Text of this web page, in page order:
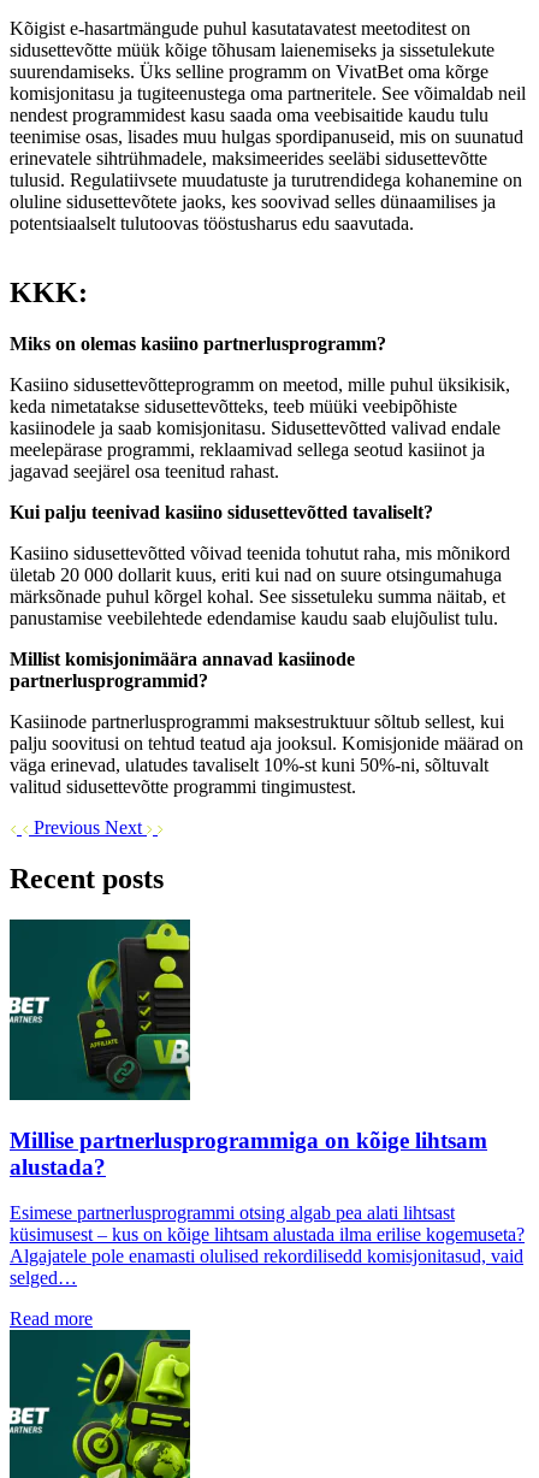
Kõigist e-hasartmängude puhul kasutatavatest meetoditest on
sidusettevõtte müük kõige tõhusam laienemiseks ja sissetulekute
suurendamiseks. Üks selline programm on VivatBet oma kõrge
komisjonitasu ja tugiteenustega oma partneritele. See võimaldab neil
nendest programmidest kasu saada oma veebisaitide kaudu tulu
teenimise osas, lisades muu hulgas spordipanuseid, mis on suunatud
erinevatele sihtrühmadele, maksimeerides seeläbi sidusettevõtte
tulusid. Regulatiivsete muudatuste ja turutrendidega kohanemine on
oluline sidusettevõtete jaoks, kes soovivad selles dünaamilises ja
potentsiaalselt tulutoovas tööstusharus edu saavutada.
KKK:
Miks on olemas kasiino partnerlusprogramm?
Kasiino sidusettevõtteprogramm on meetod, mille puhul üksikisik,
keda nimetatakse sidusettevõtteks, teeb müüki veebipõhiste
kasiinodele ja saab komisjonitasu. Sidusettevõtted valivad endale
meelepärase programmi, reklaamivad sellega seotud kasiinot ja
jagavad seejärel osa teenitud rahast.
Kui palju teenivad kasiino sidusettevõtted tavaliselt?
Kasiino sidusettevõtted võivad teenida tohutut raha, mis mõnikord
ületab 20 000 dollarit kuus, eriti kui nad on suure otsingumahuga
märksõnade puhul kõrgel kohal. See sissetuleku summa näitab, et
panustamise veebilehtede edendamise kaudu saab elujõulist tulu.
Millist komisjonimäära annavad kasiinode
partnerlusprogrammid?
Kasiinode partnerlusprogrammi maksestruktuur sõltub sellest, kui
palju soovitusi on tehtud teatud aja jooksul. Komisjonide määrad on
väga erinevad, ulatudes tavaliselt 10%-st kuni 50%-ni, sõltuvalt
valitud sidusettevõtte programmi tingimustest.
Previous Next
Recent posts
Millise partnerlusprogrammiga on kõige lihtsam
alustada?
Esimese partnerlusprogrammi otsing algab pea alati lihtsast
küsimusest – kus on kõige lihtsam alustada ilma erilise kogemuseta?
Algajatele pole enamasti olulised rekordilisedd komisjonitasud, vaid
selged…
Read more